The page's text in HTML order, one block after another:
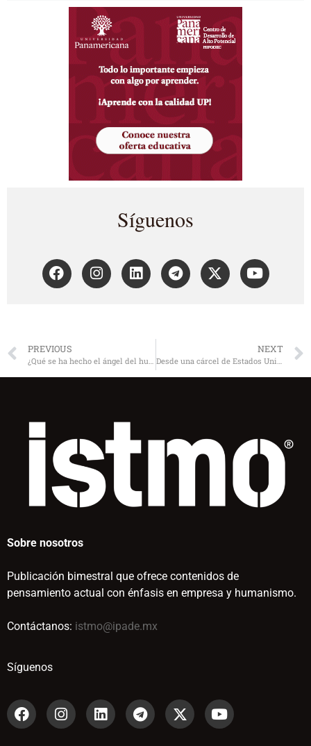
Síguenos
PREVIOUS NEXT
Sobre nosotros
Publicación bimestral que ofrece contenidos de
pensamiento actual con énfasis en empresa y humanismo.
Contáctanos: istmo@ipade.mx
Síguenos